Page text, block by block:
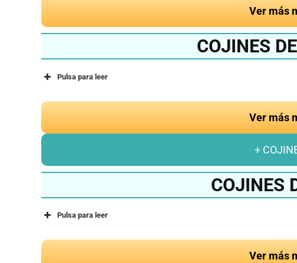
Ver más
COJINES
Pulsa para leer
Ver más
+
COJINES
Pulsa para leer
Ver más